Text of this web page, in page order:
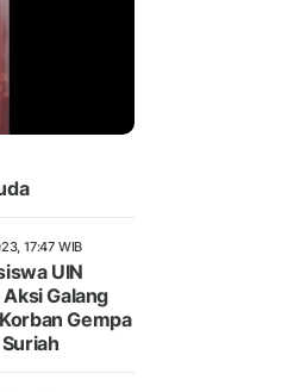
17:47 WIB
UIN
Galang
Gempa